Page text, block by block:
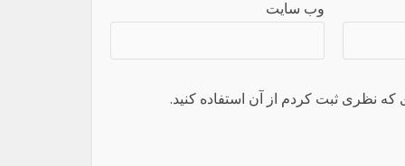
وب سایت
که نظری ثبت کردم از آن استفاده کنید.